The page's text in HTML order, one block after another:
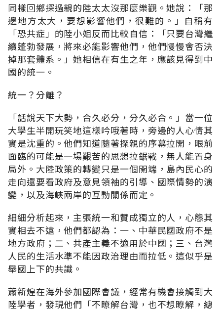
同樣回鄉探過親的陸太太沒那麼樂觀。她說：「那
邊地方太大，要想影響他們，很難的。」自稱有
「恐共症」的陸小姐反而比較自信：「只要台灣繼
續蓬勃發展，將來必能影響他們，他們慢慢會否決
掉那套體系。」她相信在有生之年，應該見得到中
國的統一。
統一？分離？
「話說天下大勢，合久必分，分久必合。」當一位
大學生半開玩笑地這樣吟哦著時，旁邊的人心情其
實是沈重的。他們知道隨著探親的序幕拉開，眼前
面臨的可能是一場艱苦的思想拉鋸戰，無人能置身
局外。大陸政策的轉變只是一個開端，島內民心的
走向還要看政府及意見領袖的引導、國際情勢的演
變，以及海峽兩岸的互動關係而定。
細細分析起來，主張統一和贊成獨立的人，心態其
實相去不遠，他們都認為：一、中華民國政府不是
地方政府；二、共產主義不適用於中國；三、台灣
人民的生活水準不能因政治理由而拉低。這似乎是
舉國上下的共識。
蕭新煌在海外參加國際會議，經常有機會接觸到大
陸學者，發現他們「不瞭解台灣，也不想瞭解，總